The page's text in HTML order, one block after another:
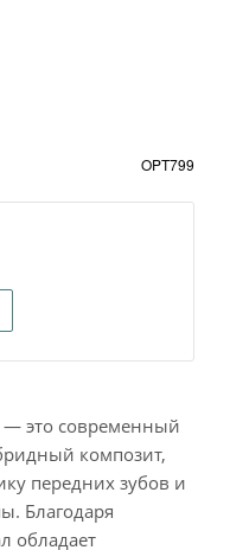
OPT799
— это современный
композит,
передних зубов и
Благодаря
обладает